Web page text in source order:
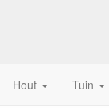
Hout Tuin